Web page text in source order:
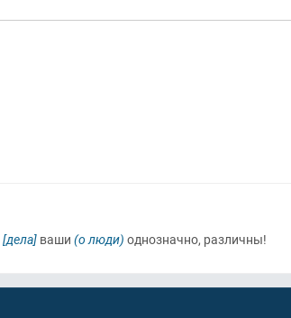
[дела] ваши (о люди) однозначно, различны!